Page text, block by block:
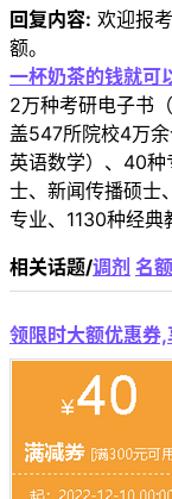
回复内容: 欢迎报
额。
一杯奶茶的钱就可
2万种考研电子书
盖547所院校4万
英语数学）、40
士、新闻传播硕士
专业、1130种经典
相关话题/调剂 名额
领限时大额优惠券